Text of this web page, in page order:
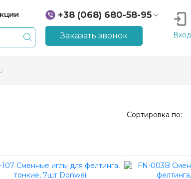
+38 (068) 680-58-95
+38 (066) 207-14-90
Заказать звонок Вход
Сортировка по: